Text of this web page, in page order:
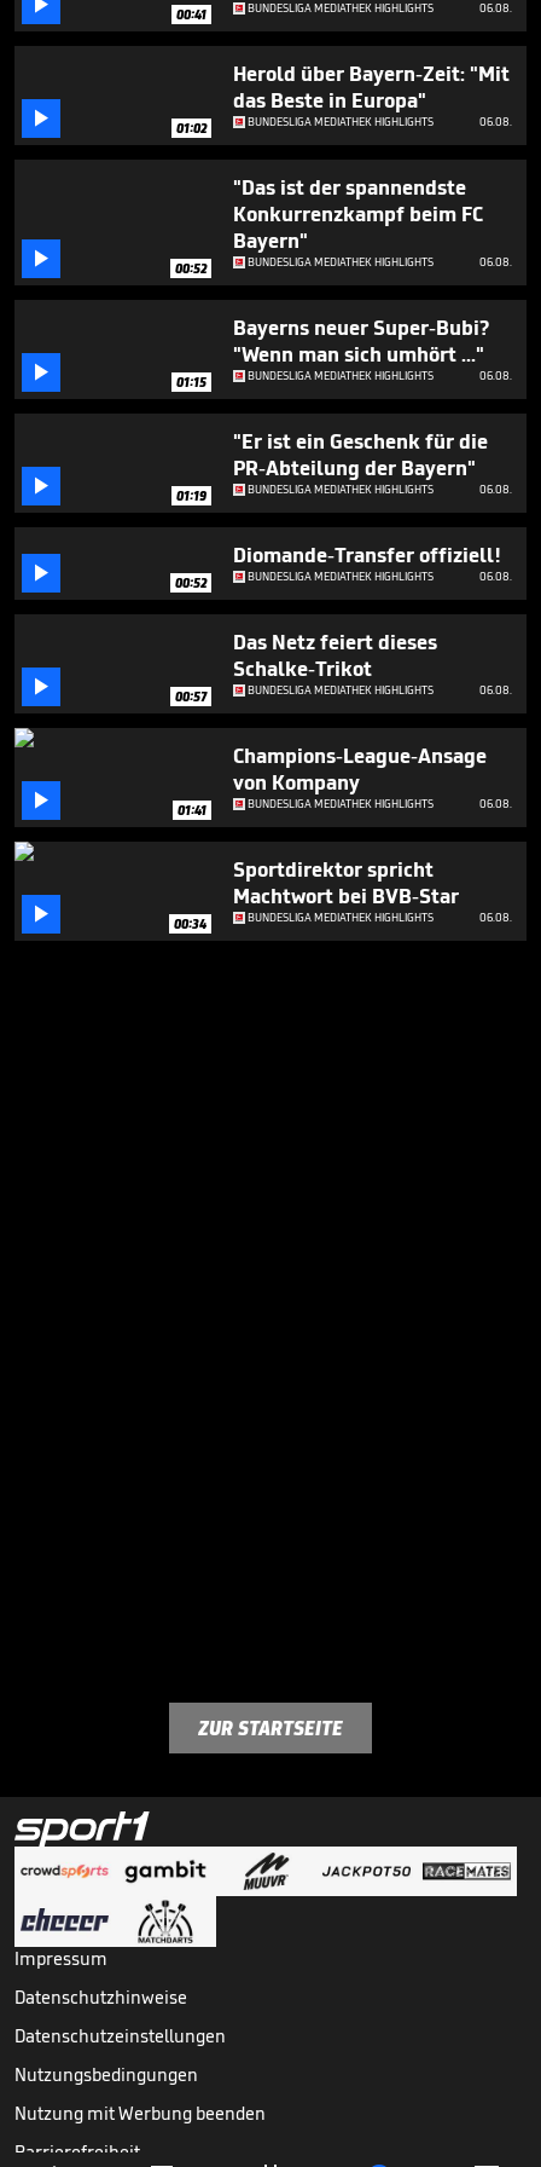
minutes,
16
seconds
00:41 BUNDESLIGA MEDIATHEK HIGHLIGHTS 06.08.
 01:02
Herold über Bayern-Zeit: "Mit
das Beste in Europa"
BUNDESLIGA MEDIATHEK HIGHLIGHTS 06.08.
 00:52
"Das ist der spannendste
Konkurrenzkampf beim FC
Bayern"
BUNDESLIGA MEDIATHEK HIGHLIGHTS 06.08.
 01:15
Bayerns neuer Super-Bubi?
"Wenn man sich umhört ..."
BUNDESLIGA MEDIATHEK HIGHLIGHTS 06.08.
 01:19
"Er ist ein Geschenk für die
PR-Abteilung der Bayern"
BUNDESLIGA MEDIATHEK HIGHLIGHTS 06.08.
 00:52
Diomande-Transfer offiziell!
BUNDESLIGA MEDIATHEK HIGHLIGHTS 06.08.
 00:57
Das Netz feiert dieses
Schalke-Trikot
BUNDESLIGA MEDIATHEK HIGHLIGHTS 06.08.
 01:41
Champions-League-Ansage
von Kompany
BUNDESLIGA MEDIATHEK HIGHLIGHTS 06.08.
 00:34
Sportdirektor spricht
Machtwort bei BVB-Star
BUNDESLIGA MEDIATHEK HIGHLIGHTS 06.08.
ZUR STARTSEITE
Impressum
Datenschutzhinweise
Datenschutzeinstellungen
Nutzungsbedingungen
Nutzung mit Werbung beenden
Barrierefreiheit